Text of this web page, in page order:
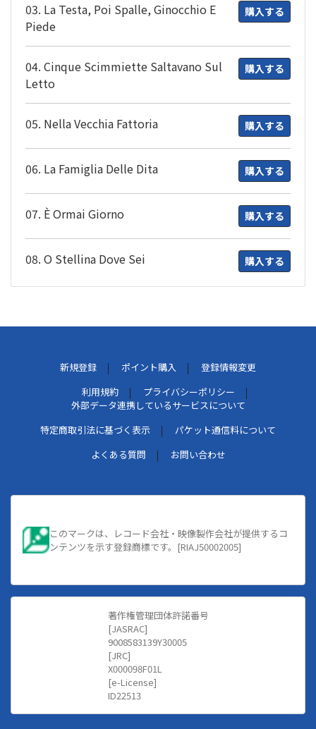
03. La Testa, Poi Spalle, Ginocchio E
Piede
購入する
04. Cinque Scimmiette Saltavano Sul
Letto
購入する
05. Nella Vecchia Fattoria 購入する
06. La Famiglia Delle Dita 購入する
07. È Ormai Giorno 購入する
08. O Stellina Dove Sei 購入する
新規登録 ポイント購入
登録情報変更
利用規約
プライバシーポリシー
外部データ連携しているサービスについて
特定商取引法に基づく表示
パケット通信料について
よくある質問
お問い合わせ
このマークは、レコード会社・映像製作会社が提供するコ
ンテンツを示す登録商標です。[RIAJ50002005]
著作権管理団体許諾番号
[JASRAC]
9008583139Y30005
[JRC]
X000098F01L
[e-License]
ID22513